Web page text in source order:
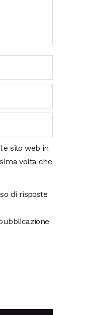
e sito web in
volta che
di risposte